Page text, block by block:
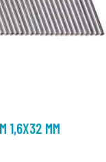
1,6X32 MM